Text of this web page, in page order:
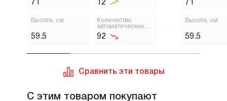
71 12
Высота, см
59.5
Количество
автоматических
программ
92
71
Высота, см
59.5
Сравнить эти товары
С этим товаром покупают